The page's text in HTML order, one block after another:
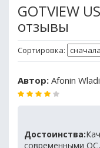
GOTVIEW
отзывы
Сортировка:
Автор: Afonin
Достоинства:
современными